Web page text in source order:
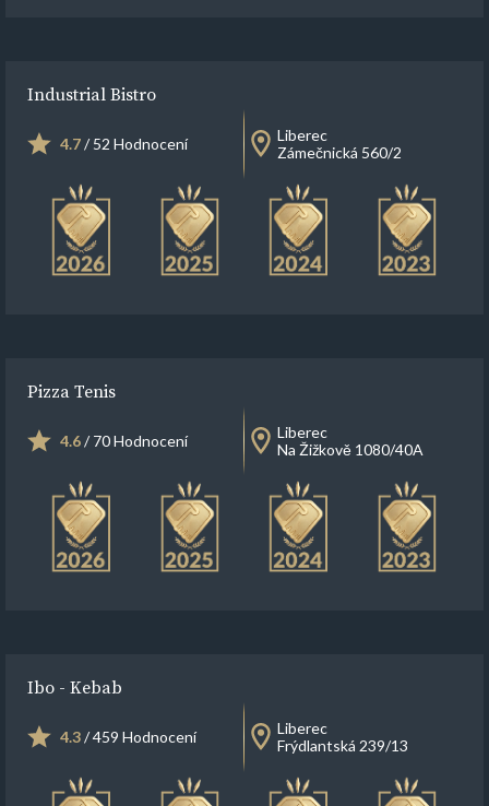
Industrial Bistro
4.7/ 52 Hodnocení
Liberec
Zámečnická 560/2
Pizza Tenis
4.6/ 70 Hodnocení
Liberec
Na Žižkově 1080/40A
Ibo - Kebab
4.3/ 459 Hodnocení
Liberec
Frýdlantská 239/13